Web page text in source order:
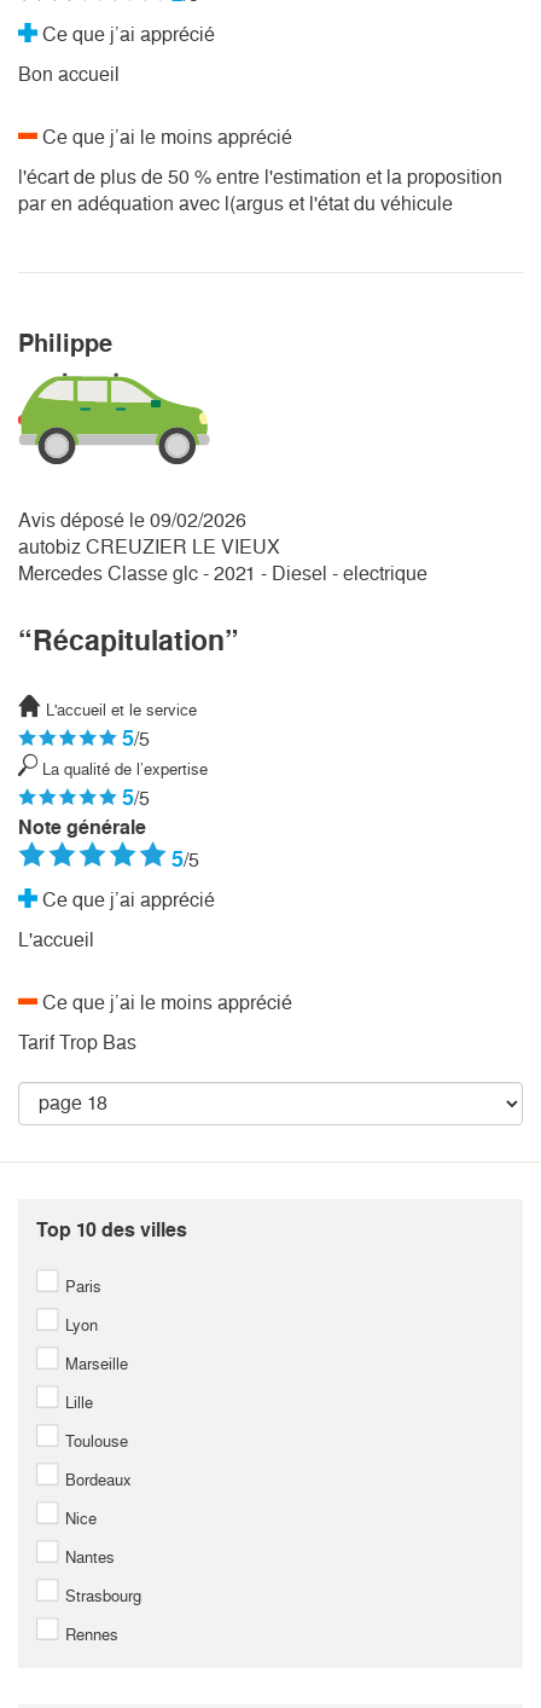
Ce que j’ai apprécié
Bon accueil
Ce que j’ai le moins apprécié
l'écart de plus de 50 % entre l'estimation et la proposition
par en adéquation avec l(argus et l'état du véhicule
Philippe
Avis déposé le 09/02/2026
autobiz CREUZIER LE VIEUX
Mercedes Classe glc - 2021 - Diesel - electrique
“Récapitulation”
L'accueil et le service
5/5
La qualité de l’expertise
5/5
Note générale
5/5
Ce que j’ai apprécié
L'accueil
Ce que j’ai le moins apprécié
Tarif Trop Bas
Top 10 des villes
Paris
Lyon
Marseille
Lille
Toulouse
Bordeaux
Nice
Nantes
Strasbourg
Rennes